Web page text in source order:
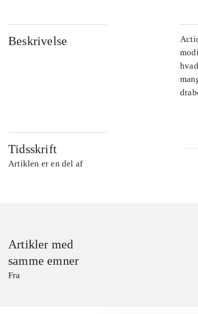
Beskrivelse
Tidsskrift
Artiklen er en del af
Artikler med
samme emner
Fra